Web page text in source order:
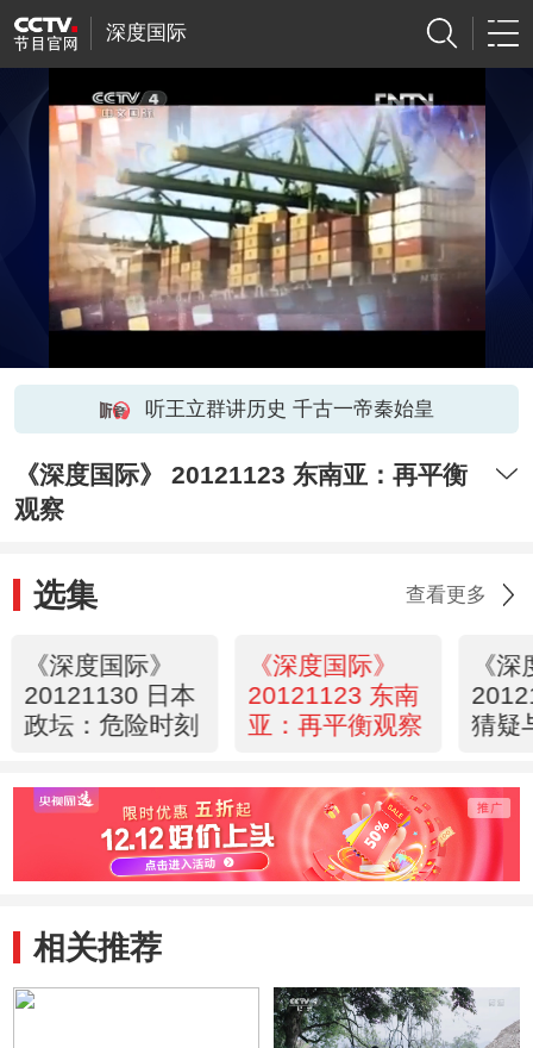
深度国际
听王立群讲历史 千古一帝秦始皇
《深度国际》 20121123 东南亚：再平衡
观察
选集 查看更多
《深度国际》
20121130 日本
政坛：危险时刻
《深度国际》
20121123 东南
亚：再平衡观察
《
猜疑
相关推荐